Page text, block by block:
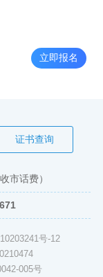
立即报名
证书查询
收市话费）
号-12
005号